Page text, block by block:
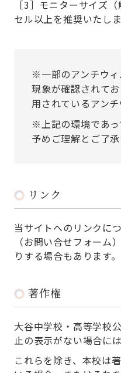
［3］モニターサイズ
セル以上を推奨いたしま
※一部のアンチウ
現象が確認されて
用されているアン
※上記の環境であ
予めご理解とご了承
リンク
当サイトへのリンクに
（お問い合せフォー
りする場合もあります
著作権
大谷中学校・高等学校
止の表示がない場合に
これらを除き、本校は